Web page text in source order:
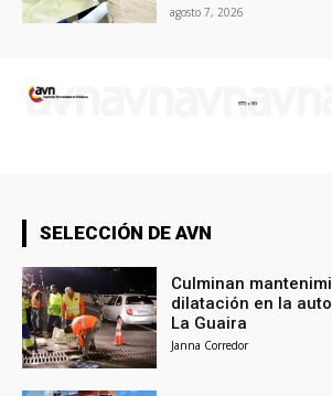
agosto 7, 2026
SELECCIÓN DE AVN
Culminan
dilatación en la
La Guaira
Janna Corredor